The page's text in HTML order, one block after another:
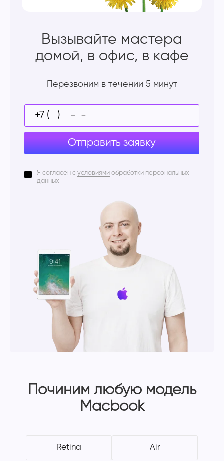
Вызывайте мастера
домой, в офис, в кафе
Перезвоним в течении 5 минут
Отправить заявку
Я согласен с условиями обработки персональных
данных
Починим любую модель
Macbook
Retina Air